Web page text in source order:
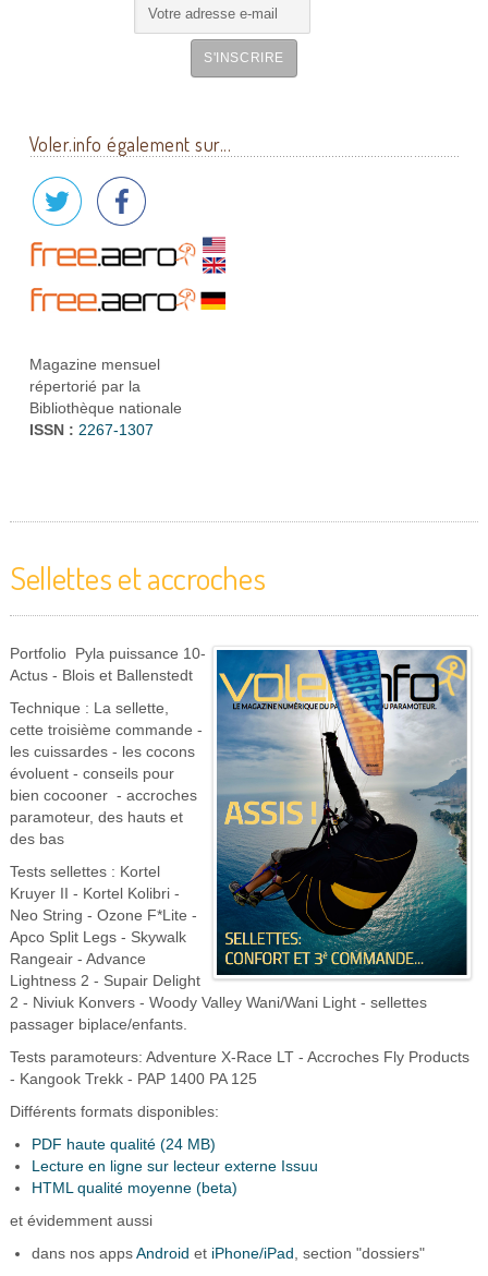
Voler.info également sur...
Magazine mensuel
répertorié par la
Bibliothèque nationale
ISSN : 2267-1307
Sellettes et accroches
Portfolio Pyla puissance 10-
Actus - Blois et Ballenstedt
Technique : La sellette,
cette troisième commande -
les cuissardes - les cocons
évoluent - conseils pour
bien cocooner - accroches
paramoteur, des hauts et
des bas
Tests sellettes : Kortel
Kruyer II - Kortel Kolibri -
Neo String - Ozone F*Lite -
Apco Split Legs - Skywalk
Rangeair - Advance
Lightness 2 - Supair Delight
2 - Niviuk Konvers - Woody Valley Wani/Wani Light - sellettes
passager biplace/enfants.
Tests paramoteurs: Adventure X-Race LT - Accroches Fly Products
- Kangook Trekk - PAP 1400 PA 125
Différents formats disponibles:
PDF haute qualité (24 MB)
Lecture en ligne sur lecteur externe Issuu
HTML qualité moyenne (beta)
et évidemment aussi
dans nos apps Android et iPhone/iPad , section "dossiers"